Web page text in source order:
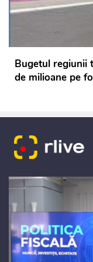
Bugetul regiunii
de milioane pe